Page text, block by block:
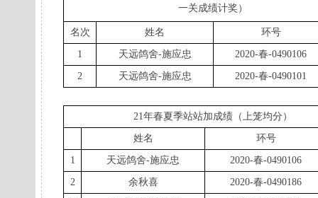
一关成绩计奖）
名次 姓名 环号
1 天远鸽舍-施应忠 2020-春-0490106
2 天远鸽舍-施应忠 2020-春-0490101
21年春夏季站站加成绩（上笼均分）
姓名 环号
1 天远鸽舍-施应忠 2020-春-0490106
2 余秋喜 2020-春-0490186